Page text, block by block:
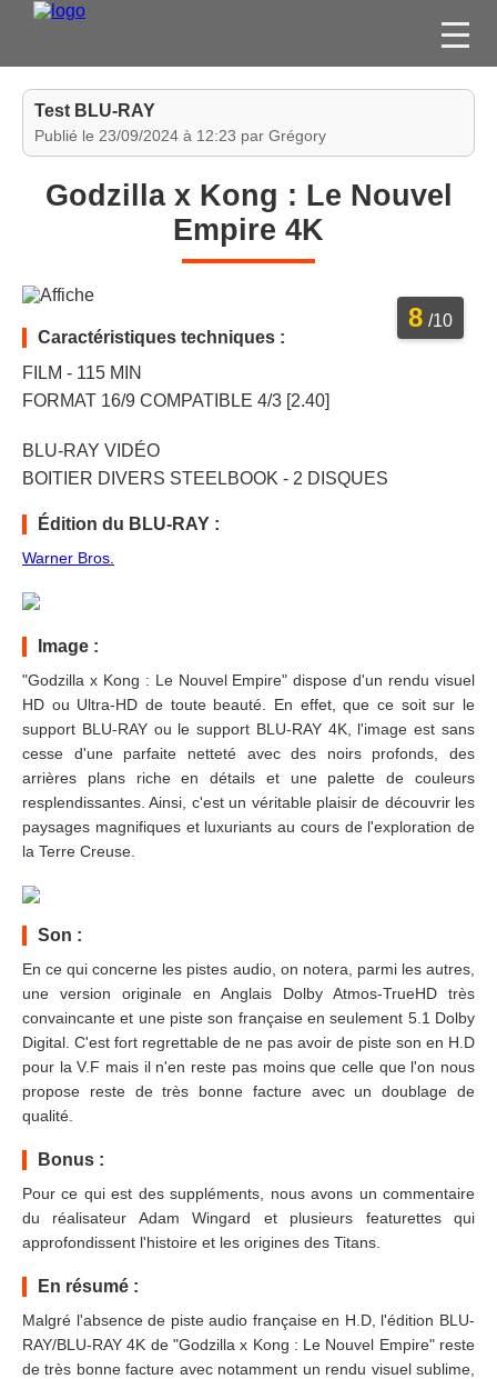
FILMS
JEUX VIDÉO
CONCOURS
Test BLU-RAY
Publié le 23/09/2024 à 12:23 par Grégory
Godzilla x Kong : Le Nouvel
Empire 4K
8 /10
Caractéristiques techniques :
FILM - 115 MIN
FORMAT 16/9 COMPATIBLE 4/3 [2.40]
BLU-RAY VIDÉO
BOITIER DIVERS STEELBOOK - 2 DISQUES
Édition du BLU-RAY :
Warner Bros.
Image :
"Godzilla x Kong : Le Nouvel Empire" dispose d'un rendu visuel
HD ou Ultra-HD de toute beauté. En effet, que ce soit sur le
support BLU-RAY ou le support BLU-RAY 4K, l'image est sans
cesse d'une parfaite netteté avec des noirs profonds, des
arrières plans riche en détails et une palette de couleurs
resplendissantes. Ainsi, c'est un véritable plaisir de découvrir les
paysages magnifiques et luxuriants au cours de l'exploration de
la Terre Creuse.
Son :
En ce qui concerne les pistes audio, on notera, parmi les autres,
une version originale en Anglais Dolby Atmos-TrueHD très
convaincante et une piste son française en seulement 5.1 Dolby
Digital. C'est fort regrettable de ne pas avoir de piste son en H.D
pour la V.F mais il n'en reste pas moins que celle que l'on nous
propose reste de très bonne facture avec un doublage de
qualité.
Bonus :
Pour ce qui est des suppléments, nous avons un commentaire
du réalisateur Adam Wingard et plusieurs featurettes qui
approfondissent l'histoire et les origines des Titans.
En résumé :
Malgré l'absence de piste audio française en H.D, l'édition BLU-
RAY/BLU-RAY 4K de "Godzilla x Kong : Le Nouvel Empire" reste
de très bonne facture avec notamment un rendu visuel sublime,